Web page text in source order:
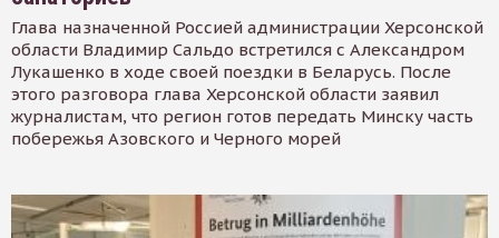
Глава назначенной Россией администрации Херсонской
области Владимир Сальдо встретился с Александром
Лукашенко в ходе своей поездки в Беларусь. После
этого разговора глава Херсонской области заявил
журналистам, что регион готов передать Минску часть
побережья Азовского и Черного морей